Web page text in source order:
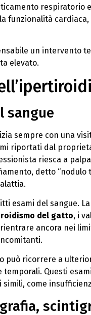
respiratorio
funzionalità
un intervento
elevato.
sangue
sempre con una
riportati dal
riesca a
detto “nodulo
esami del sangue.
del gatto, i
ancora nei
può ricorrere a
Questi
come